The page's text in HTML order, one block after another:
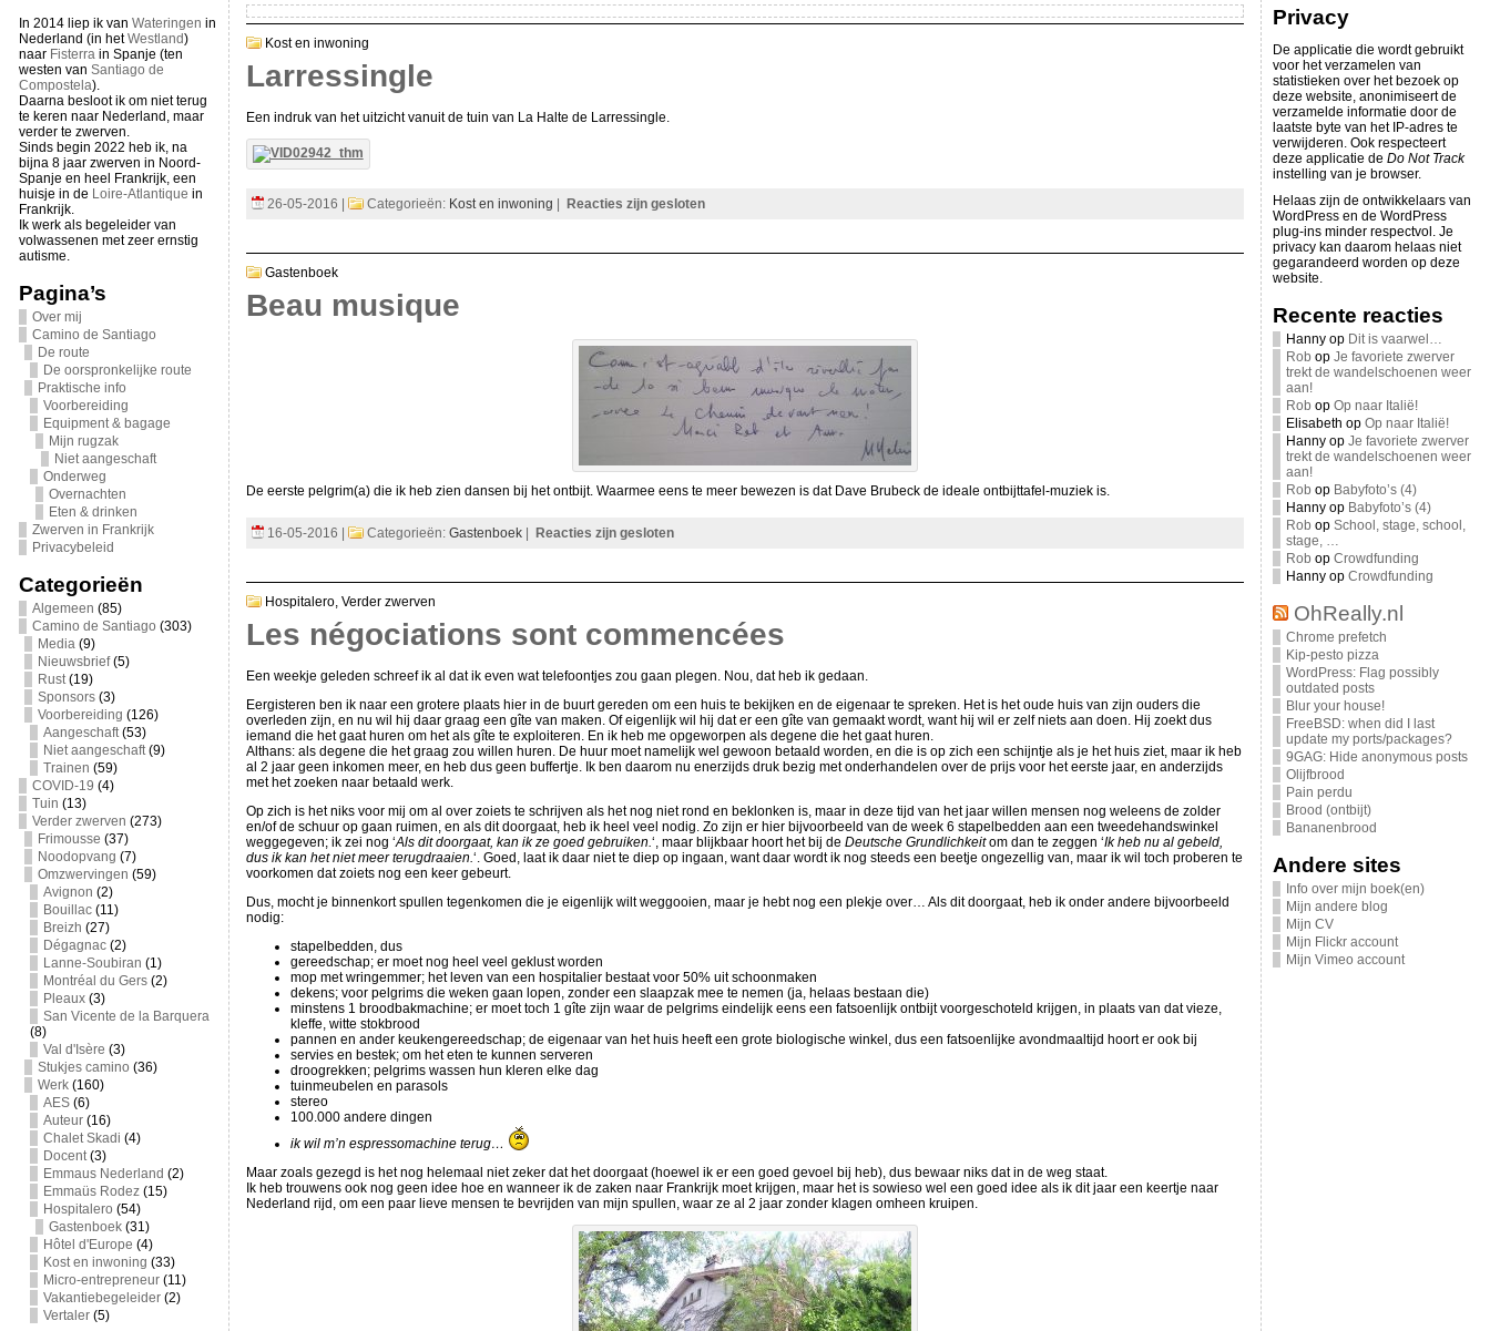
In 2014 liep ik van Wateringen in
Nederland (in hetWestland)
naar Fisterrain Spanje (ten
westen van Santiago de
Compostela).
Daarna besloot ik om niet terug
te keren naar Nederland, maar
verder te zwerven.
Sinds begin 2022 heb ik, na
bijna 8 jaar zwerven in Noord-
Spanje en heel Frankrijk, een
huisje in de Loire-Atlantique in
Frankrijk.
Ik werk als begeleider van
volwassenen met zeer ernstig
autisme.
Pagina’s
Over mij
Camino de Santiago
De route
De oorspronkelijke route
Praktische info
Voorbereiding
Equipment & bagage
Mijn rugzak
Niet aangeschaft
Onderweg
Overnachten
Eten & drinken
Zwerven in Frankrijk
Privacybeleid
Categorieën
Algemeen (85)
Camino de Santiago (303)
Media(9)
Nieuwsbrief(5)
Rust(19)
Sponsors(3)
Voorbereiding (126)
Aangeschaft(53)
Niet aangeschaft(9)
Trainen (59)
COVID-19 (4)
Tuin (13)
Verder zwerven (273)
Frimousse (37)
Noodopvang (7)
Omzwervingen (59)
Avignon (2)
Bouillac(11)
Breizh (27)
Dégagnac(2)
Lanne-Soubiran (1)
Montréal du Gers(2)
Pleaux(3)
San Vicente de la Barquera
(8)
Val d'Isère (3)
Stukjes camino (36)
Werk(160)
AES(6)
Auteur(16)
Chalet Skadi (4)
Docent(3)
Emmaus Nederland (2)
Emmaüs Rodez(15)
Hospitalero (54)
Gastenboek(31)
Hôtel d'Europe (4)
Kost en inwoning (33)
Micro-entrepreneur(11)
Vakantiebegeleider(2)
Vertaler(5)
Kost en inwoning
Larressingle
Een indruk van het uitzicht vanuit de tuin van La Halte de Larressingle.
26-05-2016 | Categorieën: Kost en inwoning Reacties zijn gesloten
Gastenboek
Beau musique
De eerste pelgrim(a) die ik heb zien dansen bij het ontbijt. Waarmee eens te meer bewezen is dat Dave Brubeck de ideale ontbijttafel-muziek is.
16-05-2016 | Categorieën: Gastenboek| Reacties zijn gesloten
Hospitalero, Verder zwerven
Les négociations sont commencées
Een weekje geleden schreef ik al dat ik even wat telefoontjes zou gaan plegen. Nou, dat heb ik gedaan.
Eergisteren ben ik naar een grotere plaats hier in de buurt gereden om een huis te bekijken en de eigenaar te spreken. Het is het oude huis van zijn ouders die
overleden zijn, en nu wil hij daar graag een gîte van maken. Of eigenlijk wil hij dat er een gîte van gemaakt wordt, want hij wil er zelf niets aan doen. Hij zoekt dus
iemand die het gaat huren om het als gîte te exploiteren. En ik heb me opgeworpen als degene die het gaat huren.
Althans: als degene die het graag zou willen huren. De huur moet namelijk wel gewoon betaald worden, en die is op zich een schijntje als je het huis ziet, maar ik heb
al 2 jaar geen inkomen meer, en heb dus geen buffertje. Ik ben daarom nu enerzijds druk bezig met onderhandelen over de prijs voor het eerste jaar, en anderzijds
met het zoeken naar betaald werk.
Op zich is het niks voor mij om al over zoiets te schrijven als het nog niet rond en beklonken is, maar in deze tijd van het jaar willen mensen nog weleens de zolder
en/of de schuur op gaan ruimen, en als dit doorgaat, heb ik heel veel nodig. Zo zijn er hier bijvoorbeeld van de week 6 stapelbedden aan een tweedehandswinkel
weggegeven; ik zei nog ‘Als dit doorgaat, kan ik ze goed gebruiken.‘, maar blijkbaar hoort het bij de Deutsche Grundlichkeitom dan te zeggen ‘Ik heb nu al gebeld,
dus ik kan het niet meer terugdraaien.‘. Goed, laat ik daar niet te diep op ingaan, want daar wordt ik nog steeds een beetje ongezellig van, maar ik wil toch proberen te
voorkomen dat zoiets nog een keer gebeurt.
Dus, mocht je binnenkort spullen tegenkomen die je eigenlijk wilt weggooien, maar je hebt nog een plekje over… Als dit doorgaat, heb ik onder andere bijvoorbeeld
nodig:
stapelbedden, dus
gereedschap; er moet nog heel veel geklust worden
mop met wringemmer; het leven van een hospitalier bestaat voor 50% uit schoonmaken
dekens; voor pelgrims die weken gaan lopen, zonder een slaapzak mee te nemen (ja, helaas bestaan die)
minstens 1 broodbakmachine; er moet toch 1 gîte zijn waar de pelgrims eindelijk eens een fatsoenlijk ontbijt voorgeschoteld krijgen, in plaats van dat vieze,
kleffe, witte stokbrood
pannen en ander keukengereedschap; de eigenaar van het huis heeft een grote biologische winkel, dus een fatsoenlijke avondmaaltijd hoort er ook bij
servies en bestek; om het eten te kunnen serveren
droogrekken; pelgrims wassen hun kleren elke dag
tuinmeubelen en parasols
stereo
100.000 andere dingen
ik wil m’n espressomachine terug…
Maar zoals gezegd is het nog helemaal niet zeker dat het doorgaat (hoewel ik er een goed gevoel bij heb), dus bewaar niks dat in de weg staat.
Ik heb trouwens ook nog geen idee hoe en wanneer ik de zaken naar Frankrijk moet krijgen, maar het is sowieso wel een goed idee als ik dit jaar een keertje naar
Nederland rijd, om een paar lieve mensen te bevrijden van mijn spullen, waar ze al 2 jaar zonder klagen omheen kruipen.
Privacy
De applicatie die wordt gebruikt
voor het verzamelen van
statistieken over het bezoek op
deze website, anonimiseert de
verzamelde informatie door de
laatste byte van het IP-adres te
verwijderen. Ook respecteert
deze applicatie de Do Not Track
instelling van je browser.
Helaas zijn de ontwikkelaars van
WordPress en de WordPress
plug-ins minder respectvol. Je
privacy kan daarom helaas niet
gegarandeerd worden op deze
website.
Recente reacties
Hannyop Dit is vaarwel…
Rob op Je favoriete zwerver
trekt de wandelschoenen weer
aan!
Rob op Op naar Italië!
Elisabeth op Op naar Italië!
Hannyop Je favoriete zwerver
trekt de wandelschoenen weer
aan!
Rob op Babyfoto’s (4)
Hannyop Babyfoto’s (4)
Rob op School, stage, school,
stage, …
Rob op Crowdfunding
Hannyop Crowdfunding
OhReally.nl
Chrome prefetch
Kip-pesto pizza
WordPress: Flag possibly
outdated posts
Blur your house!
FreeBSD: when did I last
update my ports/packages?
9GAG: Hide anonymous posts
Olijfbrood
Pain perdu
Brood (ontbijt)
Bananenbrood
Andere sites
Info over mijn boek(en)
Mijn andere blog
Mijn CV
Mijn Flickr account
Mijn Vimeo account